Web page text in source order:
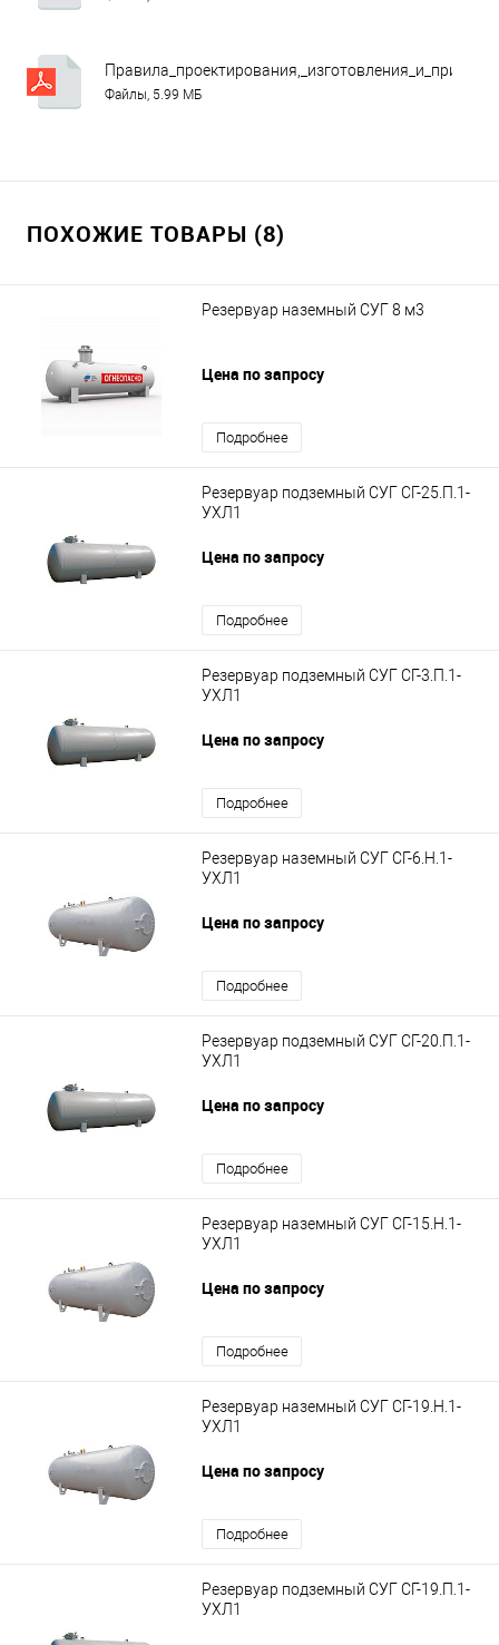
Файлы, 5.99 МБ
ПОХОЖИЕ ТОВАРЫ (8)
Резервуар наземный СУГ 8 м3
Цена по запросу
Подробнее
Резервуар подземный СУГ СГ-25.П.1-
УХЛ1
Цена по запросу
Подробнее
Резервуар подземный СУГ СГ-3.П.1-
УХЛ1
Цена по запросу
Подробнее
Резервуар наземный СУГ СГ-6.Н.1-
УХЛ1
Цена по запросу
Подробнее
Резервуар подземный СУГ СГ-20.П.1-
УХЛ1
Цена по запросу
Подробнее
Резервуар наземный СУГ СГ-15.Н.1-
УХЛ1
Цена по запросу
Подробнее
Резервуар наземный СУГ СГ-19.Н.1-
УХЛ1
Цена по запросу
Подробнее
Резервуар подземный СУГ СГ-19.П.1-
УХЛ1